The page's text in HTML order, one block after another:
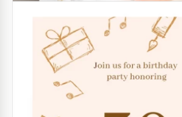
tuo figlio, allora hai bisogno di
Google Slides
Poster di compleanno
Vuoi creare un volantino attraente e
tutti i tuoi amici al tuo compleanno?